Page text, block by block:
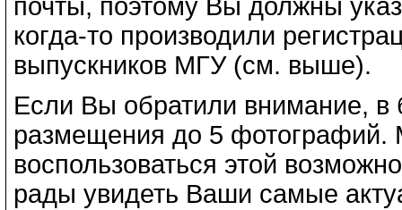
почты, поэтому Вы должны
когда-то производили
выпускников МГУ (см. выше).
Если Вы обратили внимание, в
размещения до 5 фотографий.
воспользоваться этой
рады увидеть Ваши самые